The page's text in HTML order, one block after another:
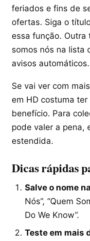
feriados e fins de
ofertas. Siga o
essa função. Outra
somos nós na lista
avisos automáticos.
Se vai ver com
em HD costuma
benefício. Para
pode valer a pena,
estendida.
Dicas rápidas
Salve o nome
Nós”, “Quem
Do We Know”.
Teste em mais